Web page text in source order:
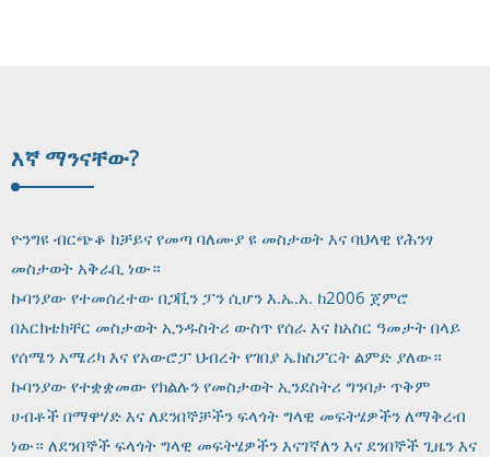
እኛ ማንናቸው?
ዮንግዩ ብርጭቆ ከቻይና የመጣ ባለሙያ ዩ መስታወት እና ባህላዊ የሕንፃ
መስታወት አቅራቢ ነው።
ኩባንያው የተመሰረተው በጋቪን ፓን ሲሆን እ.ኤ.አ. ከ2006 ጀምሮ
በአርክቴክቸር መስታወት ኢንዱስትሪ ውስጥ የሰራ እና ከአስር ዓመታት በላይ
የሰሜን አሜሪካ እና የአውሮፓ ህብረት የገበያ ኤክስፖርት ልምድ ያለው።
ኩባንያው የተቋቋመው የክልሉን የመስታወት ኢንደስትሪ ግንባታ ጥቅም
ሀብቶች በማዋሃድ እና ለደንበኞቻችን ፍላጎት ግላዊ መፍትሄዎችን ለማቅረብ
ነው። ለደንበኞች ፍላጎት ግላዊ መፍትሄዎችን እናገኛለን እና ደንበኞች ጊዜን እና